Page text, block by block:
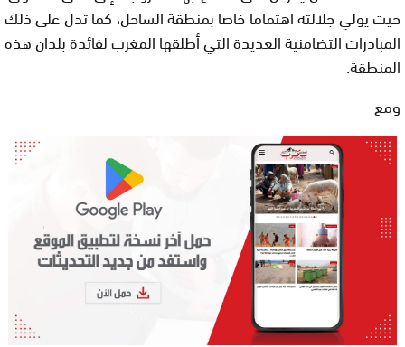
حيث يولي جلالته اهتماما خاصا بمنطقة الساحل، كما تدل على ذلك
المبادرات التضامنية العديدة التي أطلقها المغرب لفائدة بلدان هذه
المنطقة.
ومع